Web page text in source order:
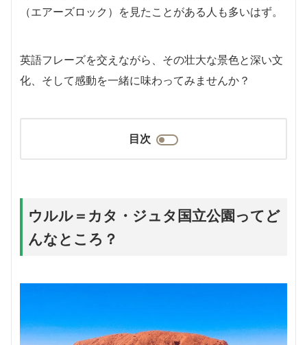
（エアーズロック）を見たことがある人も多いはず。
英語フレーズを交えながら、その壮大な景色と深い文
化、そして感動を一緒に味わってみませんか？
目次
ウルル＝カタ・ジュタ国立公園ってど
んなところ？